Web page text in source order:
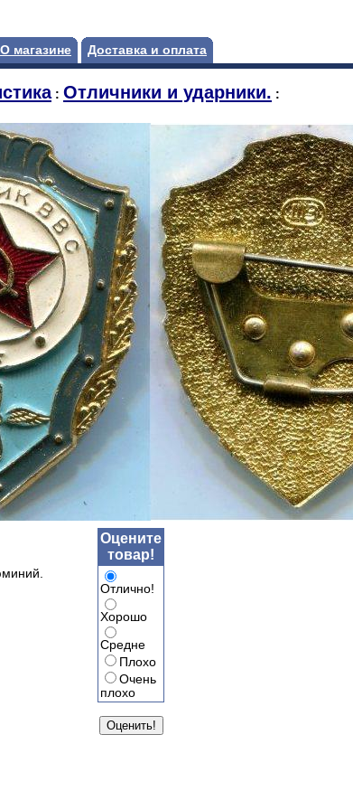
О магазине Доставка и оплата
: Отличники и ударники. :
Оцените
товар!
Отлично!
Хорошо
Средне
Плохо
Очень
плохо